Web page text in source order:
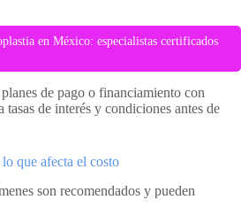
en México: especialistas certificados
de pago o financiamiento con
tasas de interés y condiciones antes de
que afecta el costo
son recomendados y pueden